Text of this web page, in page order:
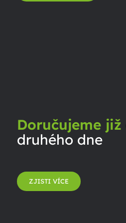
Doručujeme již
druhého dne
ZJISTI VÍCE